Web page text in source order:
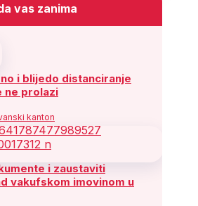
vas zanima
i blijedo distanciranje
ne prolazi
kanton
i zaustaviti
vakufskom imovinom u